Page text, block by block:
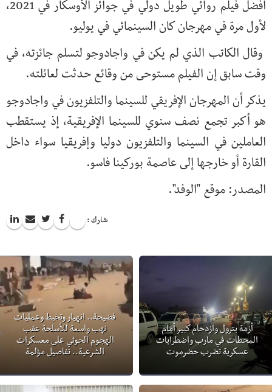
أفضل فيلم روائي طويل دولي في جوائز الأوسكار في 2021،
لأول مرة في مهرجان كان السينمائي في يوليو.
وقال الكاتب الذي لم يكن في واجادوجو لتسلم جائزته، في
وقت سابق إن الفيلم مستوحى من وقائع حدثت لعائلته.
يذكر أن المهرجان الإفريقي للسينما والتلفزيون في واجادوجو
هو أكبر تجمع نصف سنوي للسينما الإفريقية، إذ يستقطب
العاملين في السينما والتلفزيون دوليا وإفريقيا سواء داخل
القارة أو خارجها إلى عاصمة بوركينا فاسو.
المصدر: موقع "الوفد".
شارك :
أزمة بترول وازدحام كبير أمام
المحطات في مارب واضطرابات
عسكرية تضرب حضرموت
فضيحة.. انهيار وتخبط وعمليات
نهب واسعة للأسلحة عقب
الهجوم الحوثي على معسكرات
الشرعية.. تفاصيل مؤلمة